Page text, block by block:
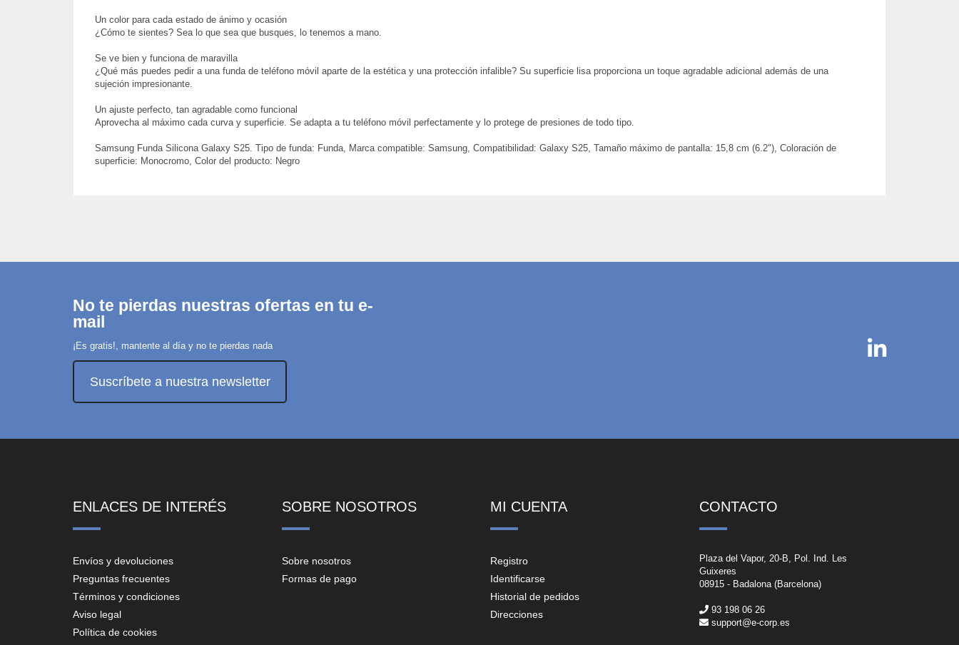
Un color para cada estado de ánimo y ocasión
¿Cómo te sientes? Sea lo que sea que busques, lo tenemos a mano.
Se ve bien y funciona de maravilla
¿Qué más puedes pedir a una funda de teléfono móvil aparte de la estética y una protección infalible? Su superficie lisa proporciona un toque agradable adicional además de una
sujeción impresionante.
Un ajuste perfecto, tan agradable como funcional
Aprovecha al máximo cada curva y superficie. Se adapta a tu teléfono móvil perfectamente y lo protege de presiones de todo tipo.
Samsung Funda Silicona Galaxy S25. Tipo de funda: Funda, Marca compatible: Samsung, Compatibilidad: Galaxy S25, Tamaño máximo de pantalla: 15,8 cm (6.2"), Coloración de
superficie: Monocromo, Color del producto: Negro
No te pierdas nuestras ofertas en tu e-
mail
¡Es gratis!, mantente al día y no te pierdas nada
Suscríbete a nuestra newsletter
ENLACES DE INTERÉS
Envíos y devoluciones
Preguntas frecuentes
Términos y condiciones
Aviso legal
Política de cookies
SOBRE NOSOTROS
Sobre nosotros
Formas de pago
MI CUENTA
Registro
Identificarse
Historial de pedidos
Direcciones
CONTACTO
Plaza del Vapor, 20-B, Pol. Ind. Les
Guixeres
08915 - Badalona (Barcelona)
93 198 06 26
support@e-corp.es